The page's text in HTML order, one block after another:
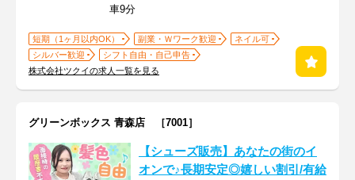
車9分
短期（1ヶ月以内OK） 副業・Ｗワーク歓迎
ネイル可
シルバー歓迎
シフト自由・自己申告
株式会社ツクイの求人一覧を見る
グリーンボックス 青森店 ［7001］
【シューズ販売】あなたの街のイ
オンで♪長期安定◎嬉しい割引/有給